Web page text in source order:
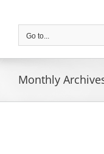
contentGo to...
Monthly